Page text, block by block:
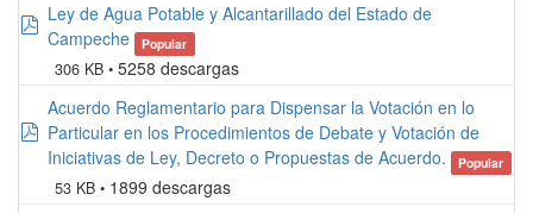
pdf
Ley de Agua Potable y Alcantarillado del Estado de
Campeche
Popular
306 KB 5258 descargas
pdf
Acuerdo Reglamentario para Dispensar la Votación en lo
Particular en los Procedimientos de Debate y Votación de
Iniciativas de Ley, Decreto o Propuestas de Acuerdo.
Popular
53 KB 1899 descargas